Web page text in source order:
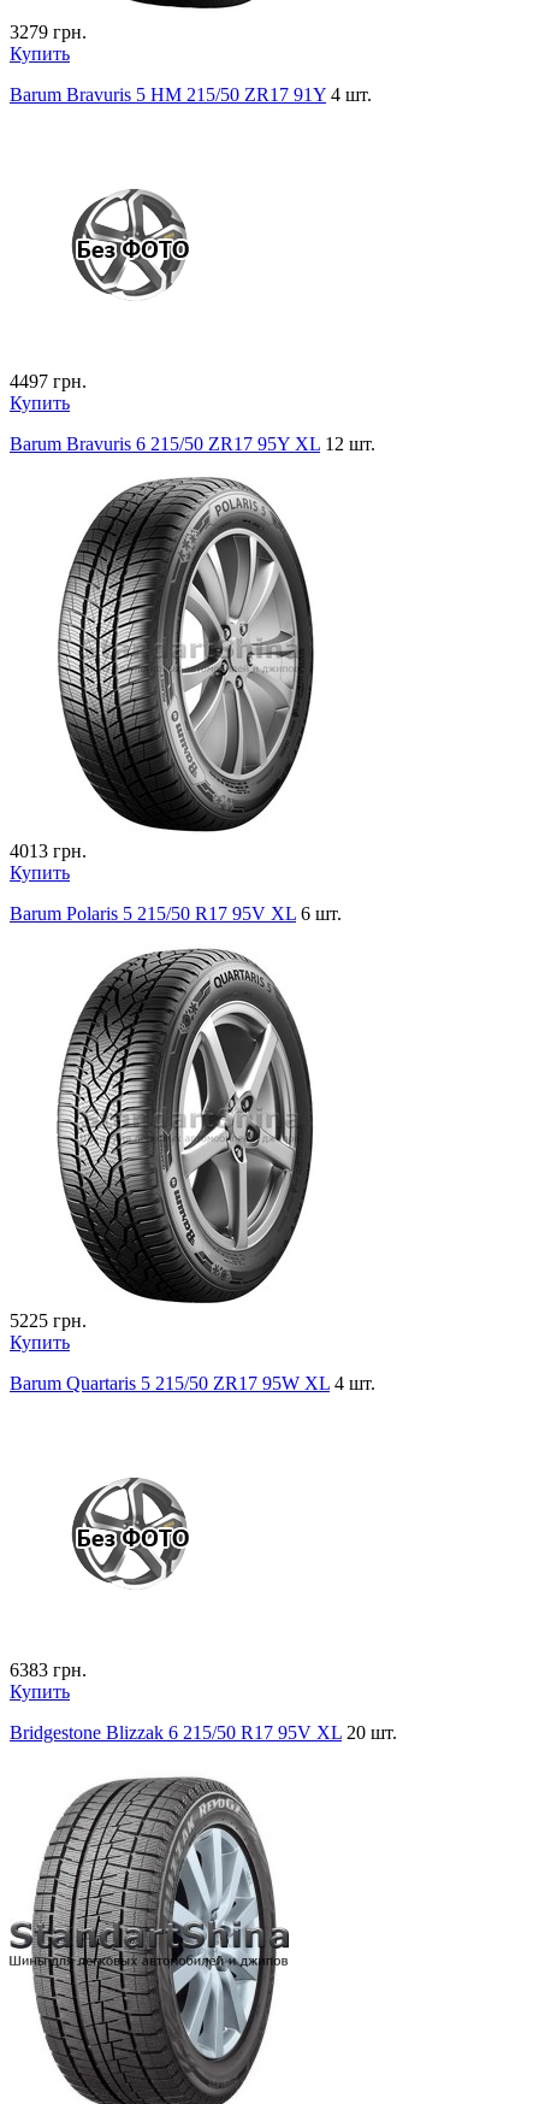
3279 грн.
Купить
Barum Bravuris 5 HM 215/50 ZR17 91Y 4 шт.
4497 грн.
Купить
Barum Bravuris 6 215/50 ZR17 95Y XL 12 шт.
4013 грн.
Купить
Barum Polaris 5 215/50 R17 95V XL 6 шт.
5225 грн.
Купить
Barum Quartaris 5 215/50 ZR17 95W XL 4 шт.
6383 грн.
Купить
Bridgestone Blizzak 6 215/50 R17 95V XL 20 шт.